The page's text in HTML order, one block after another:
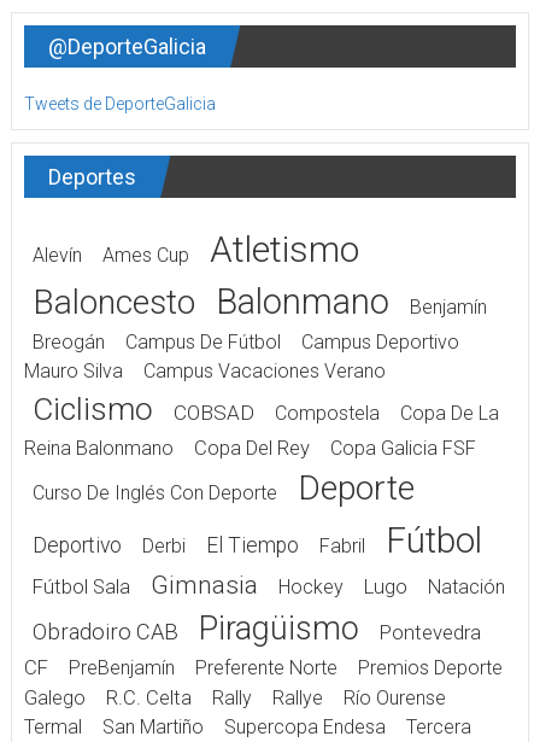
@DeporteGalicia
Tweets de DeporteGalicia
Deportes
Alevín Ames Cup Atletismo
Baloncesto Balonmano
Benjamín
Breogán
Campus De Fútbol
Campus Deportivo
Mauro Silva
Campus Vacaciones Verano
Ciclismo COBSAD Compostela
Copa De La
Reina Balonmano
Copa Del Rey
Copa Galicia FSF
Curso De Inglés Con Deporte
Deporte
Deportivo Derbi El Tiempo Fabril Fútbol
Fútbol Sala Gimnasia Hockey Lugo Natación
Obradoiro CAB Piragüismo
Pontevedra
CF
PreBenjamín Preferente Norte
Premios Deporte
Galego
R.C. Celta Rally Rallye
Río Ourense
Termal
San Martiño Supercopa Endesa
Tercera